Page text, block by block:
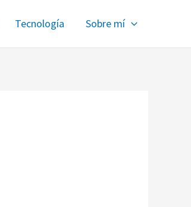
Tecnología Sobre mí